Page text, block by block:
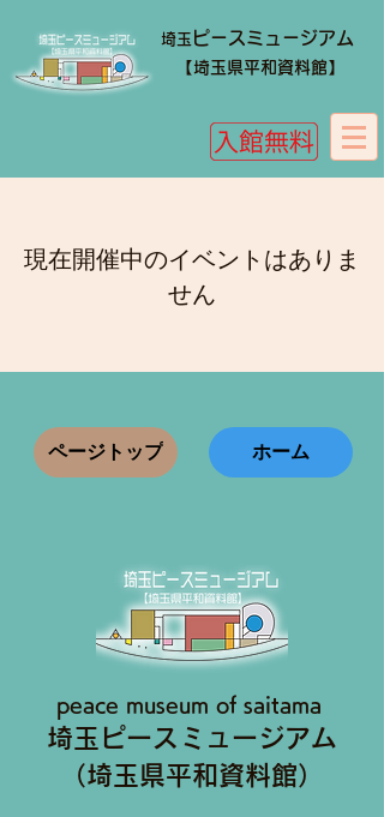
埼玉 ピースミュージアム
​​【埼玉県平和資料館】
現在開催中のイベントはありま
せん
ページトップ ホーム
peace museum of saitama
埼玉ピースミュージアム​
（埼玉県平和資料館）